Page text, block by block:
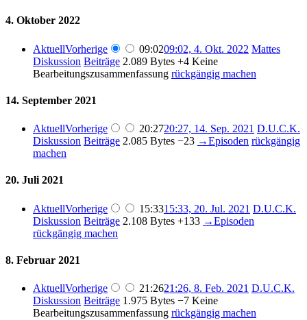
4. Oktober 2022
AktuellVorherige 09:0209:02, 4. Okt. 2022 Mattes
Diskussion Beiträge 2.089 Bytes +4 Keine
Bearbeitungszusammenfassung rückgängig machen
14. September 2021
AktuellVorherige 20:2720:27, 14. Sep. 2021 D.U.C.K.
Diskussion Beiträge 2.085 Bytes −23 →Episoden rückgängig
machen
20. Juli 2021
AktuellVorherige 15:3315:33, 20. Jul. 2021 D.U.C.K.
Diskussion Beiträge 2.108 Bytes +133 →Episoden
rückgängig machen
8. Februar 2021
AktuellVorherige 21:2621:26, 8. Feb. 2021 D.U.C.K.
Diskussion Beiträge 1.975 Bytes −7 Keine
Bearbeitungszusammenfassung rückgängig machen